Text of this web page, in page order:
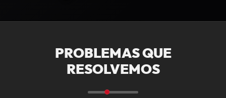
PROBLEMAS QUE
RESOLVEMOS